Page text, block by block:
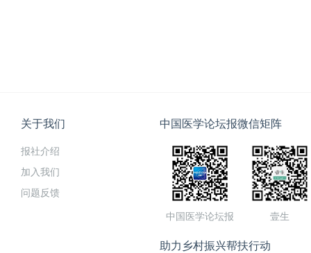
关于我们
报社介绍
加入我们
问题反馈
中国医学论坛报微信矩阵
中国医学论坛报 壹生
助力乡村振兴帮扶行动